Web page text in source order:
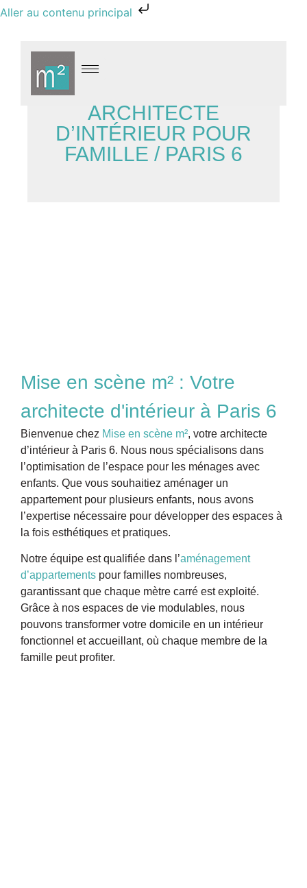
Aller au contenu principal
ARCHITECTE
D’INTÉRIEUR POUR
FAMILLE / PARIS 6
Mise en scène m² : Votre
architecte d'intérieur à Paris 6
Bienvenue chez Mise en scène m², votre architecte
d’intérieur à Paris 6. Nous nous spécialisons dans
l’optimisation de l’espace pour les ménages avec
enfants. Que vous souhaitiez aménager un
appartement pour plusieurs enfants, nous avons
l’expertise nécessaire pour développer des espaces à
la fois esthétiques et pratiques.
Notre équipe estqualifiée dans l’aménagement
d’appartements pour familles nombreuses,
garantissant que chaque mètre carré est exploité.
Grâce à nos espaces de vie modulables, nous
pouvons transformer votre domicile en un intérieur
fonctionnel et accueillant, où chaque membre de la
famille peut profiter.